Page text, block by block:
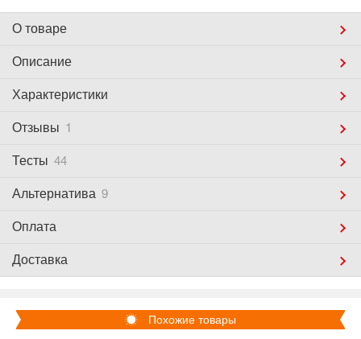
О товаре
Описание
Характеристики
Отзывы 1
Тесты 44
Альтернатива 9
Оплата
Доставка
Похожие товары